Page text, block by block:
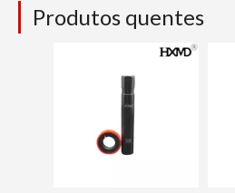
Produtos quentes